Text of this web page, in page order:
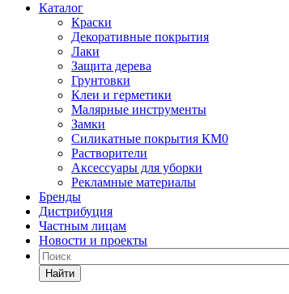
Каталог
Краски
Декоративные покрытия
Лаки
Защита дерева
Грунтовки
Клеи и герметики
Малярные инструменты
Замки
Силикатные покрытия КМ0
Растворители
Аксессуары для уборки
Рекламные материалы
Бренды
Дистрибуция
Частным лицам
Новости и проекты
Найти